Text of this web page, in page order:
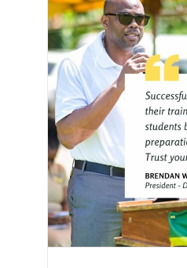
Actualités
Brendan
président de